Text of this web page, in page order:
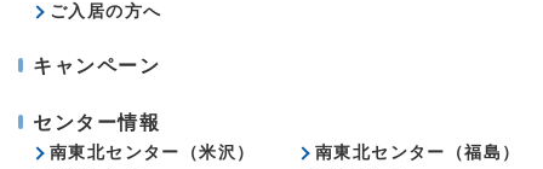
ご入居の方へ
キャンペーン
センター情報
南東北センター（米沢）
南東北センター（福島）